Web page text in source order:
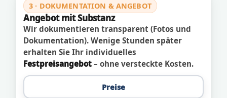
3 · DOKUMENTATION & ANGEBOT
Angebot mit Substanz
Wir dokumentieren transparent (Fotos und
Dokumentation). Wenige Stunden später
erhalten Sie Ihr individuelles
Festpreisangebot – ohne versteckte Kosten.
Preise